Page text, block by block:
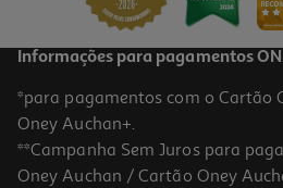
Informações para pagamentos
*para pagamentos com o Cartão
Oney Auchan+.
**Campanha Sem Juros para
Oney Auchan / Cartão Oney